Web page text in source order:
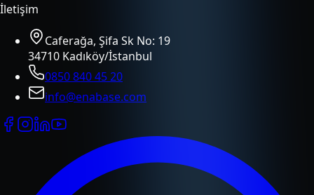
İletişim
Caferağa, Şifa Sk No: 19
34710 Kadıköy/İstanbul
0850 840 45 20
info@enabase.com